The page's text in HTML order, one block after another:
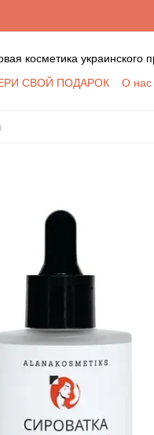
косметика украинского
СВОЙ ПОДАРОК
О нас
оптом: условия